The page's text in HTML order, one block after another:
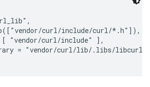
curl/include/curl/*.h"]),
"vendor/curl/include" ],
= "vendor/curl/lib/.libs/